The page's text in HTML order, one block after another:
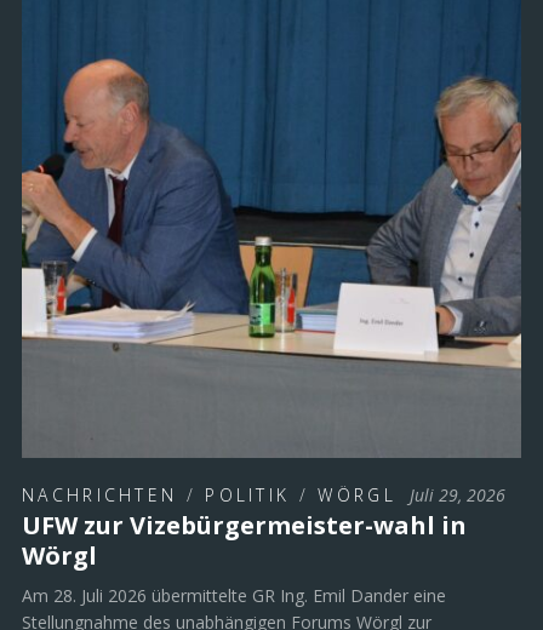
NACHRICHTEN / POLITIK /WÖRGL Juli 29, 2026
UFW zur Vizebürgermeister-wahl in
Wörgl
Am 28. Juli 2026 übermittelte GR Ing. Emil Dander eine
Stellungnahme des unabhängigen Forums Wörgl zur